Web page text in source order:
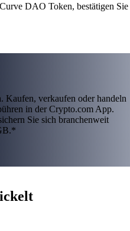
DAO Token, bestätigen Sie
Kaufen, verkaufen oder handeln
in der Crypto.com App.
Sie sich branchenweit